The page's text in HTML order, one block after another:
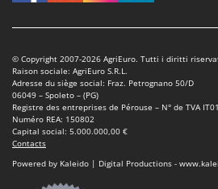
© Copyright 2007-2026 AgriEuro. Tutti i diritti
Raison sociale: AgriEuro S.R.L.
Adresse du siège social: Fraz. Petrognano 50/D
06049 – Spoleto – (PG)
Registre des entreprises de Pérouse – N° de TVA
Numéro REA: 150802
Capital social: 5.000.000,00 €
Contacts
Powered by Kaleido | Digital Productions -